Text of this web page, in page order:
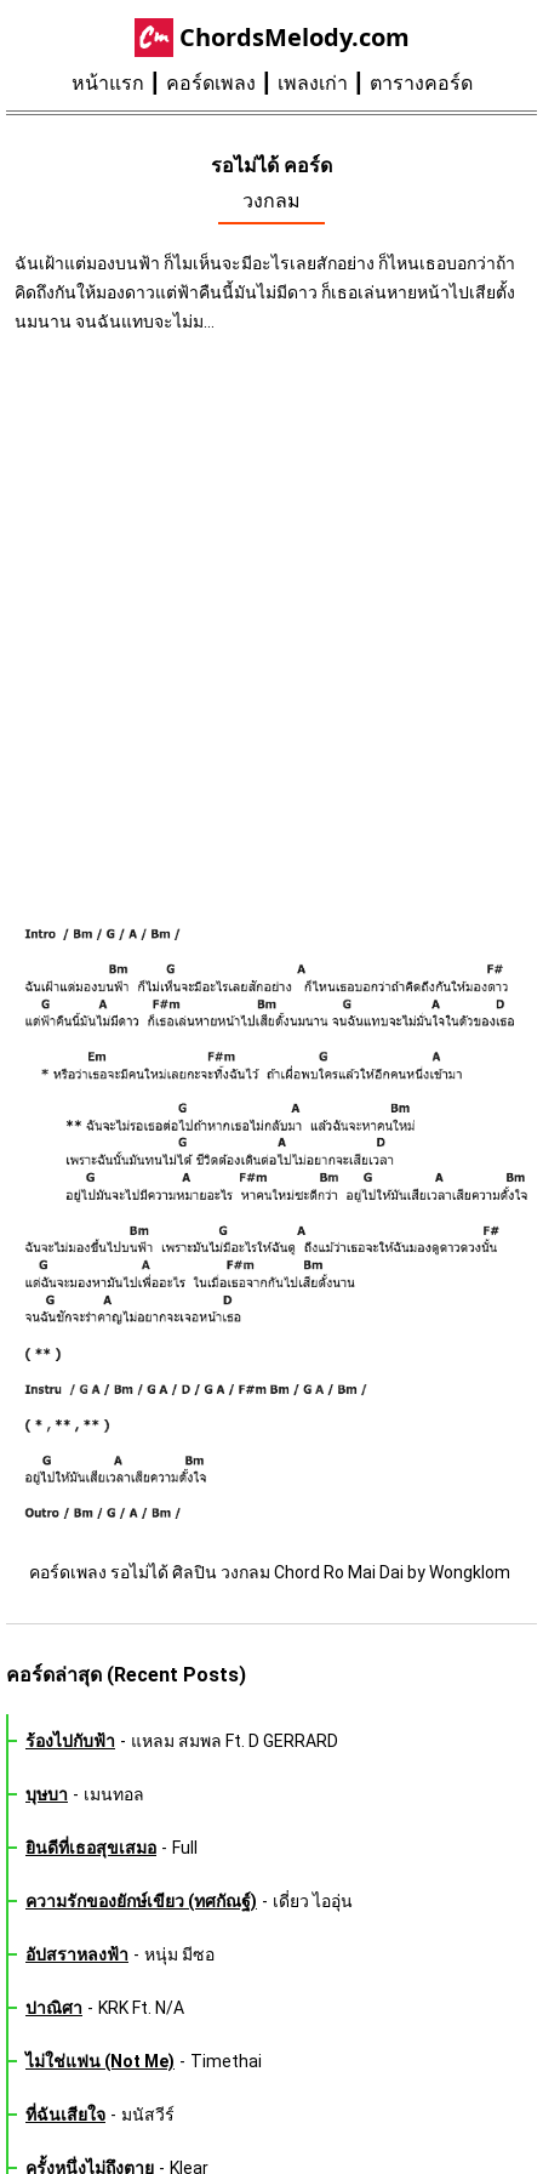
ChordsMelody.com
หน้าแรก คอร์ดเพลง เพลงเก่า ตารางคอร์ด
รอไม่ได้ คอร์ด
วงกลม
ฉันเฝ้าแต่มองบนฟ้า ก็ไมเห็นจะมีอะไรเลยสักอย่าง ก็ไหนเธอบอกว่าถ้า
คิดถึงกันให้มองดาวแต่ฟ้าคืนนี้มันไม่มีดาว ก็เธอเล่นหายหน้าไปเสียตั้ง
นมนาน จนฉันแทบจะไม่ม...
คอร์ดเพลง รอไม่ได้ ศิลปิน วงกลม Chord Ro Mai Dai by Wongklom
คอร์ดล่าสุด (Recent Posts)
ร้องไปกับฟ้า - แหลม สมพล Ft. D GERRARD
บุษบา - เมนทอล
ยินดีที่เธอสุขเสมอ - Full
ความรักของยักษ์เขียว (ทศกัณฐ์) - เดี่ยว ไออุ่น
อัปสราหลงฟ้า - หนุ่ม มีซอ
ปาณิศา - KRK Ft. N/A
ไม่ใช่แฟน (Not Me) - Timethai
ที่ฉันเสียใจ - มนัสวีร์
ครั้งหนึ่งไม่ถึงตาย - Klear